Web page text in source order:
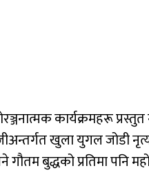
कार्यक्रमहरू
खुला युगल जोडी
बुद्धको प्रतिमा पनि